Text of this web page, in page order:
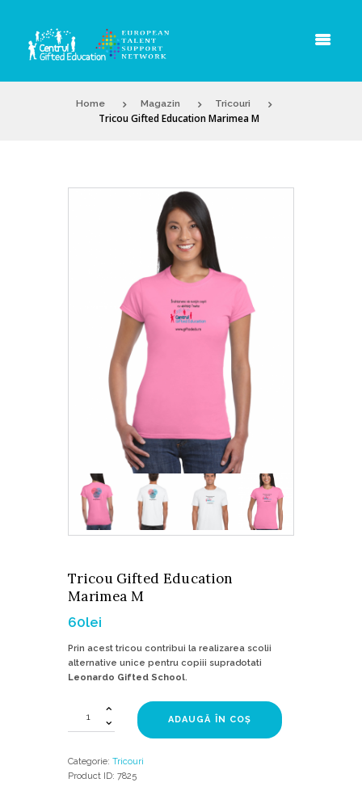
Home Magazin Tricouri
Tricou Gifted Education Marimea M
Tricou Gifted Education
Marimea M
60lei
Prin acest tricou contribui la realizarea scolii
alternative unice pentru copiii supradotati
Leonardo Gifted School.
Cantitate
Tricou
Marimea
M
ADAUGĂ ÎN COȘ
Categorie: Tricouri
Product ID: 7825